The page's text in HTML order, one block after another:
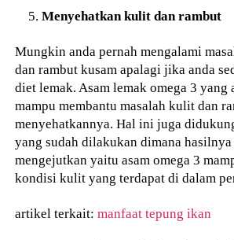
Menyehatkan kulit dan rambut
Mungkin anda pernah mengalami
dan rambut kusam apalagi jika anda
diet lemak. Asam lemak omega 3
mampu membantu masalah kulit dan
menyehatkannya. Hal ini juga
yang sudah dilakukan dimana
mengejutkan yaitu asam omega 3
kondisi kulit yang terdapat di dalam
artikel terkait:manfaat tepung ikan